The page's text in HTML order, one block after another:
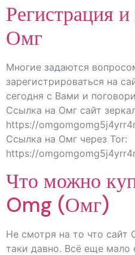
Регистрация
Омг
Многие задаются
зарегистрироваться на
сегодня с Вами и
Ссылка на Омг сайт
https://
Ссылка на Омг через Tor:
https://
Что можно
Omg (Омг)
Не смотря на то что сайт
таки давно. Всё еще мало